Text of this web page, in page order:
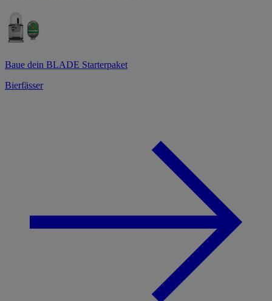
Baue dein BLADE Starterpaket
Bierfässer